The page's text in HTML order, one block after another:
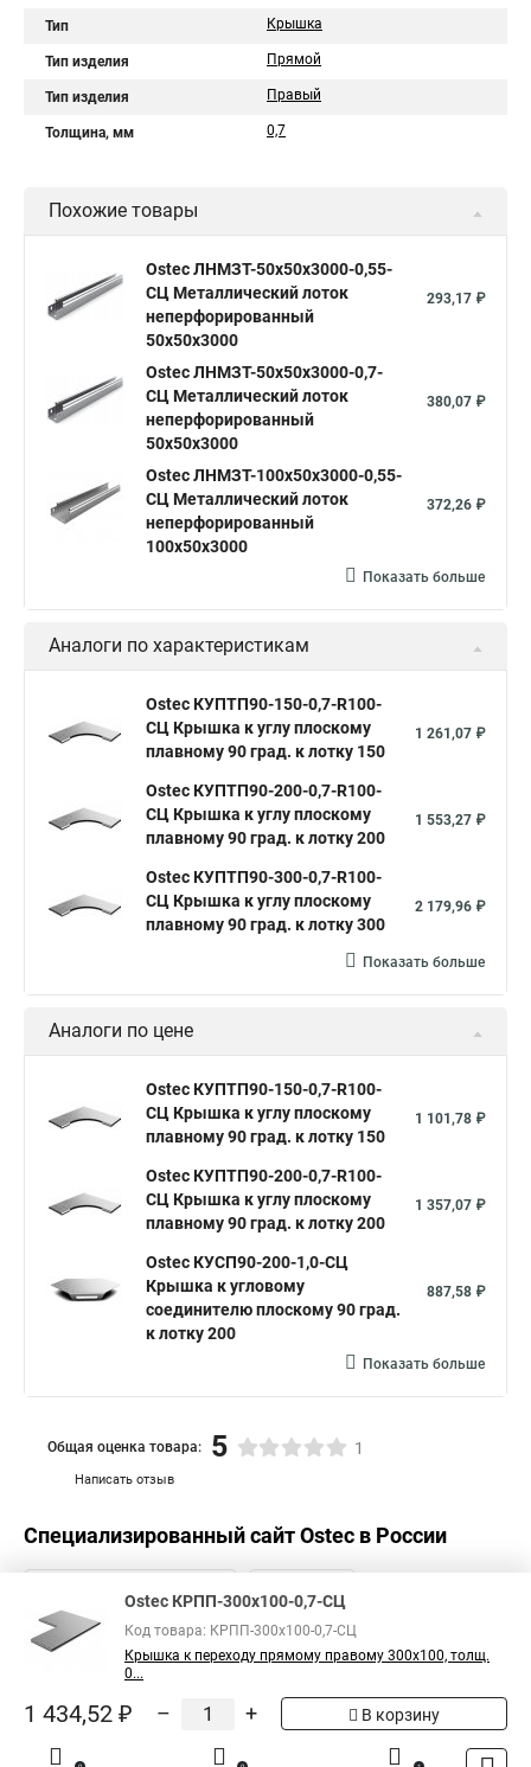
Тип Крышка
Тип изделия Прямой
Тип изделия Правый
Толщина, мм 0,7
Похожие товары
Ostec ЛНМЗТ-50х50х3000-0,55-
СЦ Металлический лоток
неперфорированный
50х50х3000
293,17 ₽
Ostec ЛНМЗТ-50х50х3000-0,7-
СЦ Металлический лоток
неперфорированный
50х50х3000
380,07 ₽
Ostec ЛНМЗТ-100х50х3000-0,55-
СЦ Металлический лоток
неперфорированный
100х50х3000
372,26 ₽
Показать больше
Аналоги по характеристикам
Ostec КУПТП90-150-0,7-R100-
СЦ Крышка к углу плоскому
плавному 90 град. к лотку 150
1 261,07 ₽
Ostec КУПТП90-200-0,7-R100-
СЦ Крышка к углу плоскому
плавному 90 град. к лотку 200
1 553,27 ₽
Ostec КУПТП90-300-0,7-R100-
СЦ Крышка к углу плоскому
плавному 90 град. к лотку 300
2 179,96 ₽
Показать больше
Аналоги по цене
Ostec КУПТП90-150-0,7-R100-
СЦ Крышка к углу плоскому
плавному 90 град. к лотку 150
1 101,78 ₽
Ostec КУПТП90-200-0,7-R100-
СЦ Крышка к углу плоскому
плавному 90 град. к лотку 200
1 357,07 ₽
Ostec КУСП90-200-1,0-СЦ
Крышка к угловому
соединителю плоскому 90 град.
к лотку 200
887,58 ₽
Показать больше
Написать отзыв
Общая оценка товара: 5 1
Специализированный сайтOstec в России
Ostec КРПП-300х100-0,7-СЦ
Код товара: КРПП-300х100-0,7-СЦ
Крышка к переходу прямому правому 300х100, толщ.
0...
1 434,52 ₽ – + В корзину